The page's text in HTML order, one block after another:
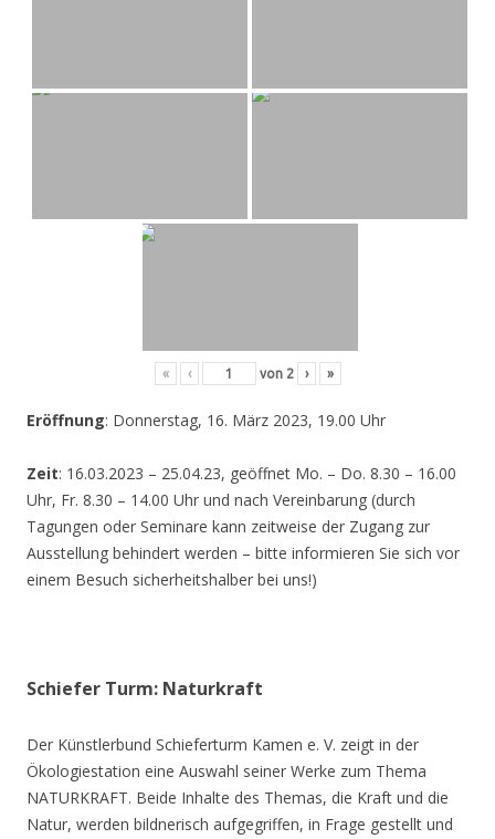
« ‹ von 2 › »
Eröffnung: Donnerstag, 16. März 2023, 19.00 Uhr
Zeit: 16.03.2023 – 25.04.23, geöffnet Mo. – Do. 8.30 – 16.00
Uhr, Fr. 8.30 – 14.00 Uhr und nach Vereinbarung (durch
Tagungen oder Seminare kann zeitweise der Zugang zur
Ausstellung behindert werden – bitte informieren Sie sich vor
einem Besuch sicherheitshalber bei uns!)
Schiefer Turm: Naturkraft
Der Künstlerbund Schieferturm Kamen e. V. zeigt in der
Ökologiestation eine Auswahl seiner Werke zum Thema
NATURKRAFT. Beide Inhalte des Themas, die Kraft und die
Natur, werden bildnerisch aufgegriffen, in Frage gestellt und